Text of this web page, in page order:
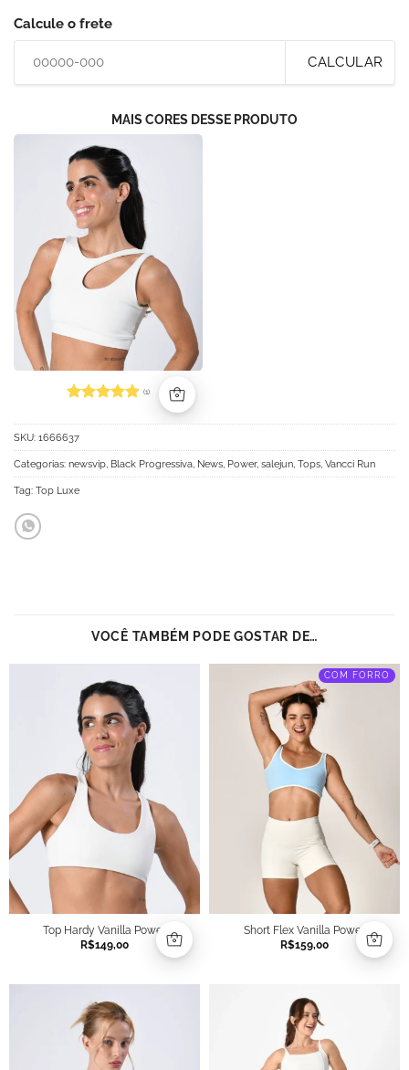
Calcule o frete
CALCULAR
MAIS CORES DESSE PRODUTO
de 5
(1)
SKU: 1666637
Categorias: newsvip, Black Progressiva, News, Power, salejun, Tops, Vancci Run
Tag: Top Luxe
VOCÊ TAMBÉM PODE GOSTAR DE…
Top Hardy Vanilla Power
R$149,00
COM FORRO
Short Flex Vanilla Power
R$159,00